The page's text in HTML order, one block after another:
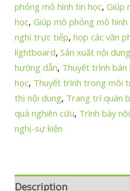
phỏng mô hình tin học,Giúp
học,Giúp mô phỏng mô hình
nghị trực tiếp,họp các văn
lightboard,Sản xuất nội
hướng dẫn, Thuyết trình bán
học, Thuyết trình trong môi
thị nội dung, Trang trí quán
quả nghiên cứu, Trình bày
nghị-sự kiện
Description